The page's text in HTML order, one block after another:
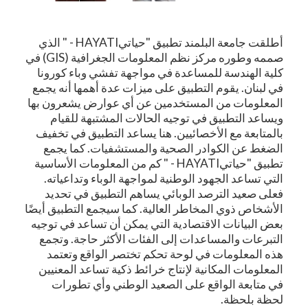
أطلقت جامعة البلمند تطبيق "حياتيHAYATI - " الذي
صممه وطوره مركز نظم المعلومات الجغرافية (GIS) في
كلية الهندسة للمساعدة في مواجهة تفشي وباء كورونا
في لبنان. يقوم التطبيق على ميزات عدة أهمها أنه يجمع
المعلومات من المستخدمين عن أي عوارض يشعرون بها
ويساعد التطبيق في توجيه الحالات المشتبهة للقيام
بالمتابعة مع الأخصائيين. هنا يساعد التطبيق في تخفيف
الضغط عن الكوادر الصحية والمستشفيات. كما يجمع
تطبيق "حياتيHAYATI - " كم من المعلومات الأساسية
التي تساعد الجهود الوطنية لمواجهة الوباء وتداعياته.
فعلى صعيد الترصد الوبائي يساهم التطبيق في تحديد
الأشخاص ذوي المخاطر العالية. كما سيجمع التطبيق أيضًا
بعض البيانات الاقتصادية التي يمكن أن تساعد في توجيه
التبرعات والمساعدات إلى الفئات الأكثر حاجة. وتجمع
هذه المعلومات في لوحة تحكم تختصر الواقع وتعتمد
المعلومات المكانية لإنتاج خرائط ذكية تساعد المعنيين
في متابعة الواقع على الصعيد الوطني وأي تطورات
لحظة بلحظة.